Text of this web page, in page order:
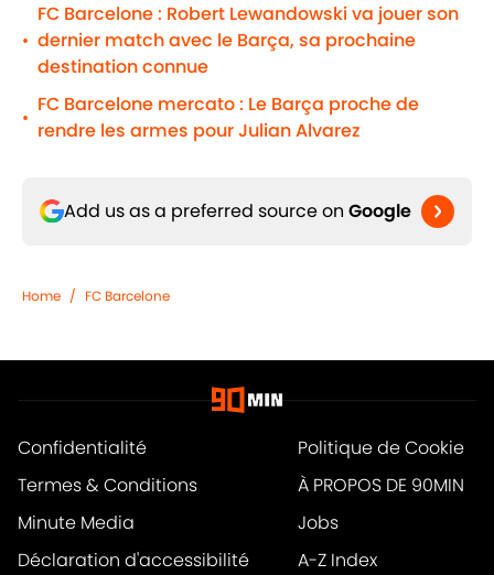
•
FC Barcelone : Robert Lewandowski va jouer son
dernier match avec le Barça, sa prochaine
destination connue
•
FC Barcelone mercato : Le Barça proche de
rendre les armes pour Julian Alvarez
Add us as a preferred source on Google
Home / FC Barcelone
Confidentialité
Politique de Cookie
Termes & Conditions
À PROPOS DE 90MIN
Minute Media
Jobs
Déclaration d'accessibilité
A-Z Index